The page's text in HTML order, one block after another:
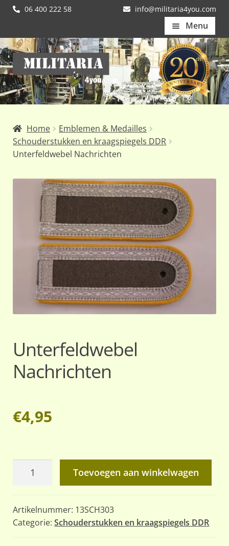
06 400 222 58 info@militaria4you.com
Menu
Home
Artikelen
Nieuws
Klantfotos
Mijn Account
Ga
door
naar
navigatie
Ga
naar
de
inhoud
Home
Emblemen & Medailles
Schouderstukken en kraagspiegels DDR
Unterfeldwebel Nachrichten
Unterfeldwebel
Nachrichten
€4,95
Unterfeldwebel
Toevoegen aan winkelwagen
Artikelnummer: 13SCH303
Categorie:Schouderstukken en kraagspiegels DDR